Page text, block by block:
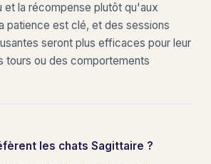
et la récompense plutôt qu'aux
patience est clé, et des sessions
seront plus efficaces pour leur
tours ou des comportements
les chats Sagittaire ?